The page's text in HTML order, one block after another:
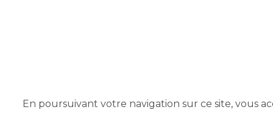
En poursuivant votre navigation sur ce site, vous